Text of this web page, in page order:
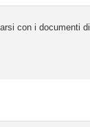
con i documenti di